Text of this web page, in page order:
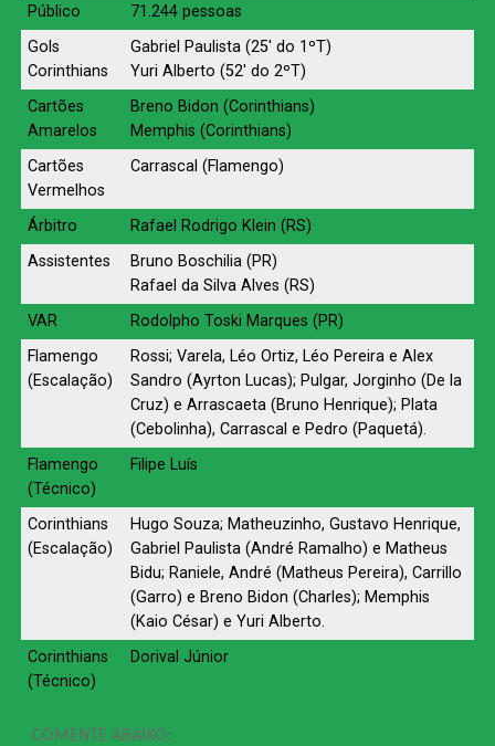
Público
71.244 pessoas
Gols
Corinthians
Gabriel Paulista (25′ do 1ºT)
Yuri Alberto (52′ do 2ºT)
Cartões
Amarelos
Breno Bidon (Corinthians)
Memphis (Corinthians)
Cartões
Vermelhos
Carrascal (Flamengo)
Árbitro
Rafael Rodrigo Klein (RS)
Assistentes
Bruno Boschilia (PR)
Rafael da Silva Alves (RS)
VAR
Rodolpho Toski Marques (PR)
Flamengo
(Escalação)
Rossi; Varela, Léo Ortiz, Léo Pereira e Alex
Sandro (Ayrton Lucas); Pulgar, Jorginho (De la
Cruz) e Arrascaeta (Bruno Henrique); Plata
(Cebolinha), Carrascal e Pedro (Paquetá).
Flamengo
(Técnico)
Filipe Luís
Corinthians
(Escalação)
Hugo Souza; Matheuzinho, Gustavo Henrique,
Gabriel Paulista (André Ramalho) e Matheus
Bidu; Raniele, André (Matheus Pereira), Carrillo
(Garro) e Breno Bidon (Charles); Memphis
(Kaio César) e Yuri Alberto.
Corinthians
(Técnico)
Dorival Júnior
COMENTE ABAIXO: